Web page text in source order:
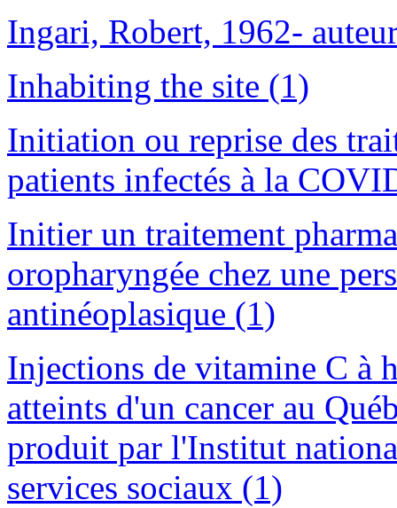
Ingari, Robert, 1962-
Inhabiting the site (1)
Initiation ou reprise des
patients infectés à la
Initier un traitement
oropharyngée chez une
antinéoplasique (1)
Injections de vitamine C à
atteints d'un cancer au
produit par l'Institut
services sociaux (1)